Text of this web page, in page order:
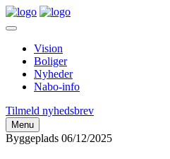
Vision
Boliger
Nyheder
Nabo-info
Tilmeld nyhedsbrev
Menu
Byggeplads 06/12/2025